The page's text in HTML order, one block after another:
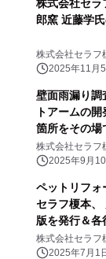
株式会社セラ
郎窯 近藤学
株式会社セラフ
2025年11月
壁面雨漏り調
トアームの
箇所をその場
の実現を目指
株式会社セラフ
2025年9月
ペットリフォ
セラフ榎本、
版を発行＆各
株式会社セラフ
2025年7月1